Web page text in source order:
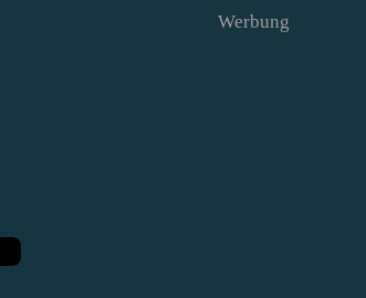
Werbung